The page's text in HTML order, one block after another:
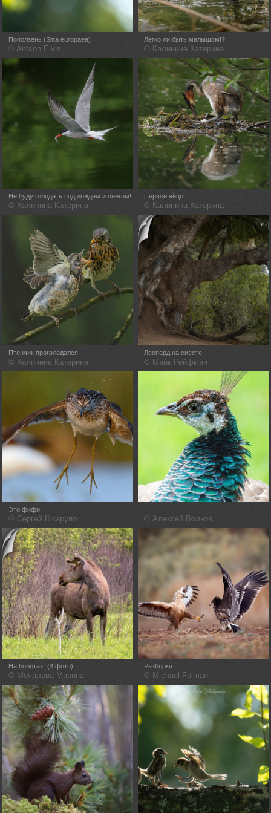
Поползень (Sitta europaea)
© Antson Elvis
Легко ли быть малышом!?
© Калинина Катерина
Не буду голодать под дождем и снегом!
© Калинина Катерина
Первое яйцо!
© Калинина Катерина
Птенчик проголодался!
© Калинина Катерина
Леопард на сиесте
© Майк Рейфман
Это фифи
© Сергей Шкарупо © Алексей Волков
На болотах. (4 фото)
© Мочалова Марина
Разборки
© Michael Faiman